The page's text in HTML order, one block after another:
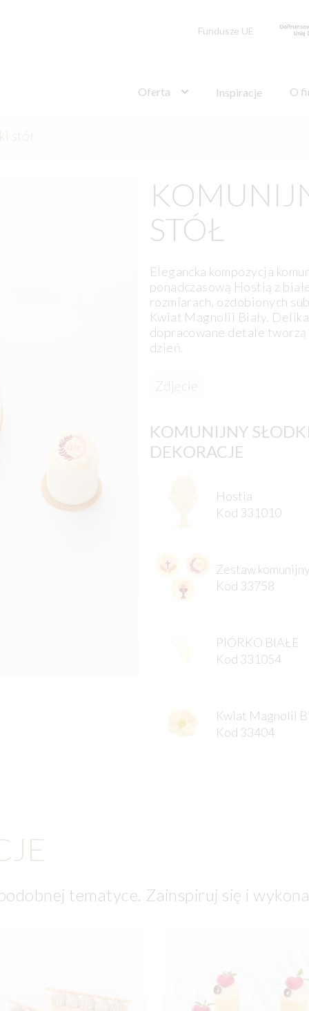
Fundusze UE
Oferta Inspiracje O
stół
STÓŁ
Elegancka kompozycja
ponadczasową Hostią z
rozmiarach, ozdobionych
Kwiat Magnolii Biały.
dopracowane detale tworzą
dzień.
Zdjęcie
KOMUNIJNY
DEKORACJE
Hostia
Kod 331010
Zestaw
Kod 33758
PIÓRKO BIAŁE
Kod 331054
Kwiat Magnolii
Kod 33404
tematyce. Zainspiruj się i